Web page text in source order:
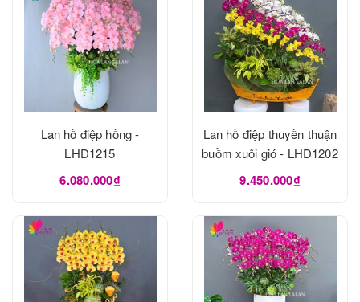
Lan hồ điệp hồng -
LHD1215
6.080.000₫
Lan hồ điệp thuyền thuận
buồm xuôi gió - LHD1202
9.450.000₫